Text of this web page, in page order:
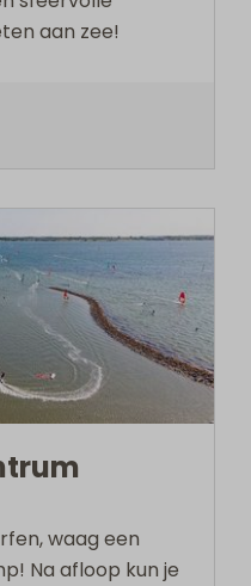
aan zee!
waag een
Na afloop kun je